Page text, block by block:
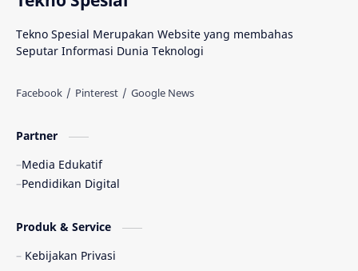
Tekno Spesial Merupakan Website yang membahas
Seputar Informasi Dunia Teknologi
Partner
Media Edukatif
Pendidikan Digital
Produk & Service
Kebijakan Privasi